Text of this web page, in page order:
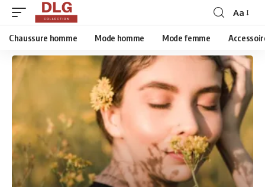
Aa
Chaussure homme Mode homme Mode femme